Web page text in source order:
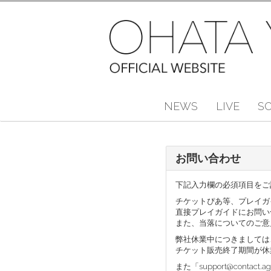
NEWS LIVE
お問い合わせ
下記入力欄の必須項目を
チケットぴあ等、プレイ
直接プレイガイドにお問
また、当落についてのご
弊社休業中につきまして
チケット販売終了期間が
また「